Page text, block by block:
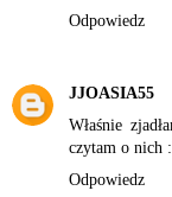
Odpowiedz
JJOASIA55
Właśnie
czytam o nich
Odpowiedz